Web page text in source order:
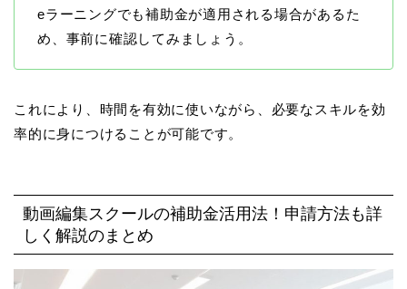
eラーニングでも補助金が適用される場合があるた
め、事前に確認してみましょう。
これにより、時間を有効に使いながら、必要なスキルを効
率的に身につけることが可能です。
動画編集スクールの補助金活用法！申請方法も詳
しく解説のまとめ